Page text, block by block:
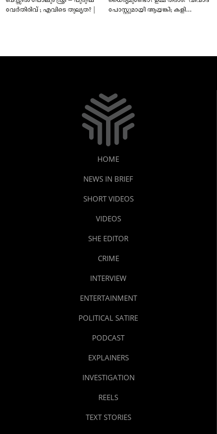
വേർതിരിവ് ; എവിടെ തുല്യത? |
പോസ്റ്റുമായി ആയങ്കി; കളി
HOME
NEWS IN BRIEF
SHORT VIDEOS
VIDEOS
SHE EDITOR
CRIME
INTERVIEW
ENTERTAINMENT
POLITICAL SATIRE
PODCAST
EXPLAINERS
INVESTIGATION
REELS
TEXT STORIES